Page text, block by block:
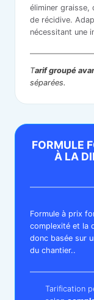
éliminer graisse,
de récidive.
nécessitant une
Tarif groupé
séparées.
FORMULE
À LA
Formule à prix
complexité et la
donc basée sur
du chantier..
Tarification